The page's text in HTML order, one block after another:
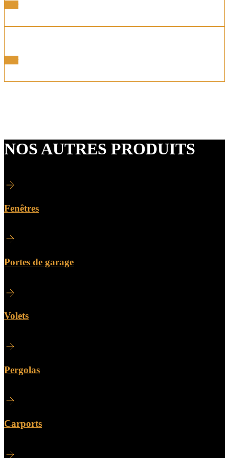
NOS AUTRES PRODUITS
Fenêtres
Portes de garage
Volets
Pergolas
Carports